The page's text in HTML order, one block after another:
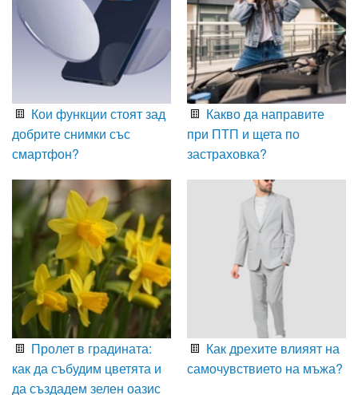
Кои функции стоят зад
добрите снимки със
смартфон?
Какво да направите
при ПТП и щета по
застраховка?
Пролет в градината:
как да събудим цветята и
да създадем зелен оазис
Как дрехите влияят на
самочувствието на мъжа?